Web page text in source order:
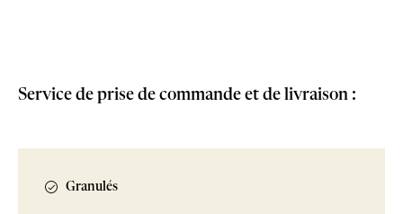
Service de prise de commande et de livraison :
Granulés